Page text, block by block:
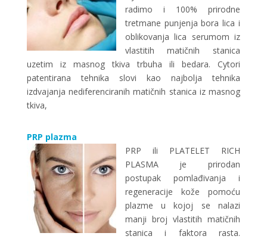
radimo i 100% prirodne
tretmane punjenja bora lica i
oblikovanja lica serumom iz
vlastitih matičnih stanica
uzetim iz masnog tkiva trbuha ili bedara. Cytori
patentirana tehnika slovi kao najbolja tehnika
izdvajanja nediferenciranih matičnih stanica iz masnog
tkiva,
PRP plazma
PRP ili PLATELET RICH
PLASMA je prirodan
postupak pomlađivanja i
regeneracije kože pomoću
plazme u kojoj se nalazi
manji broj vlastitih matičnih
stanica i faktora rasta.